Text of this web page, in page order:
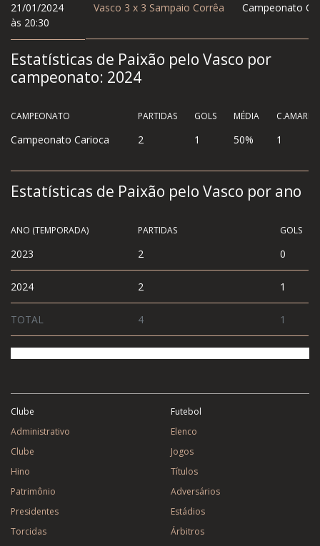
21/01/2024
às 20:30
Vasco 3 x 3 Sampaio Corrêa Campeonato
Estatísticas de Paixão pelo Vasco por
campeonato: 2024
CAMPEONATO
Campeonato Carioca
PARTIDAS GOLS MÉDIA
2 1 50% 1
Estatísticas de Paixão pelo Vasco por ano
ANO (TEMPORADA)
2023
2024
TOTAL
PARTIDAS GOLS
2 0
2 1
4 1
Clube
Administrativo
Clube
Hino
Patrimônio
Presidentes
Torcidas
Futebol
Elenco
Jogos
Títulos
Adversários
Estádios
Árbitros